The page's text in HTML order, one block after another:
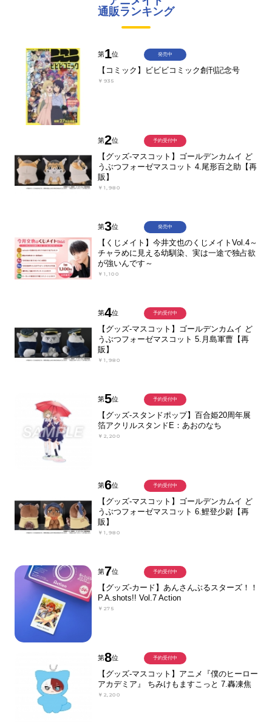
通販ランキング
第1位
【コミック】ビビビコミック創刊記念号
￥935
発売中
第2位
【グッズ-マスコット】ゴールデンカムイ ど
うぶつフォーゼマスコット 4.尾形百之助【再
販】
￥1,980
予約受付中
第3位
【くじメイト】今井文也のくじメイトVol.4～
チャラめに見える幼馴染、実は一途で独占欲
が強いんです～
￥1,100
発売中
第4位
【グッズ-マスコット】ゴールデンカムイ ど
うぶつフォーゼマスコット 5.月島軍曹【再
販】
￥1,980
予約受付中
第5位
【グッズ-スタンドポップ】百合姫20周年展
箔アクリルスタンドE：あおのなち
￥2,200
予約受付中
第6位
【グッズ-マスコット】ゴールデンカムイ ど
うぶつフォーゼマスコット 6.鯉登少尉【再
販】
￥1,980
予約受付中
第7位
【グッズ-カード】あんさんぶるスターズ！！
P.A.shots!! Vol.7 Action
￥275
予約受付中
第8位
【グッズ-マスコット】アニメ『僕のヒーロー
アカデミア』 ちみけもますこっと 7.轟凍焦
￥2,200
予約受付中